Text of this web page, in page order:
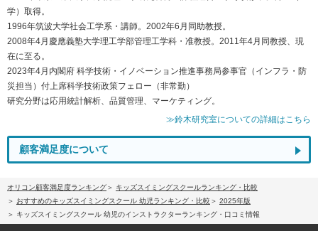
学）取得。
1996年筑波大学社会工学系・講師。2002年6月同助教授。
2008年4月慶應義塾大学理工学部管理工学科・准教授。2011年4月同教授、現
在に至る。
2023年4月内閣府 科学技術・イノベーション推進事務局参事官（インフラ・防
災担当）付上席科学技術政策フェロー（非常勤）
研究分野は応用統計解析、品質管理、マーケティング。
≫鈴木研究室についての詳細はこちら
顧客満足度について
オリコン顧客満足度ランキング
キッズスイミングスクールランキング・比較
おすすめのキッズスイミングスクール 幼児ランキング・比較
2025年版
キッズスイミングスクール 幼児のインストラクターランキング・口コミ情報